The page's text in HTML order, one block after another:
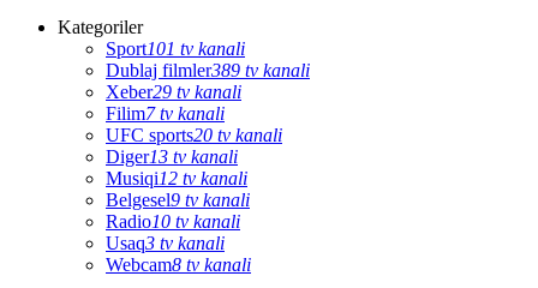
Kategoriler
Sport101 tv kanali
Dublaj filmler389 tv kanali
Xeber29 tv kanali
Filim7 tv kanali
UFC sports20 tv kanali
Diger13 tv kanali
Musiqi12 tv kanali
Belgesel9 tv kanali
Radio10 tv kanali
Usaq3 tv kanali
Webcam8 tv kanali